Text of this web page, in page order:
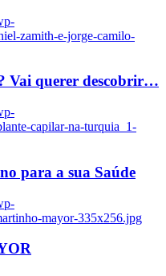
zamith-e-jorge-camilo-
Vai querer descobrir…
capilar-na-turquia_1-
para a sua Saúde
mayor-335x256.jpg